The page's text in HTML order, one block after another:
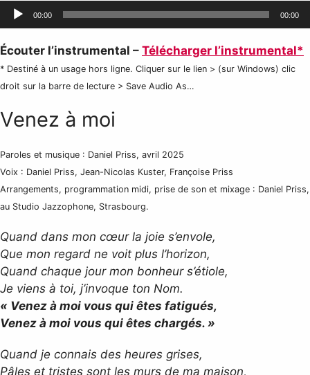
Lecteur
audio
00:00 00:00
Écouter l’instrumental – Télécharger l’instrumental*
* Destiné à un usage hors ligne. Cliquer sur le lien > (sur Windows) clic
droit sur la barre de lecture > Save Audio As…
Venez à moi
Paroles et musique : Daniel Priss, avril 2025
Voix : Daniel Priss, Jean-Nicolas Kuster, Françoise Priss
Arrangements, programmation midi, prise de son et mixage : Daniel Priss,
au Studio Jazzophone, Strasbourg.
Quand dans mon cœur la joie s’envole,
Que mon regard ne voit plus l’horizon,
Quand chaque jour mon bonheur s’étiole,
Je viens à toi, j’invoque ton Nom.
« Venez à moi vous qui êtes fatigués,
Venez à moi vous qui êtes chargés. »
Quand je connais des heures grises,
Pâles et tristes sont les murs de ma maison,